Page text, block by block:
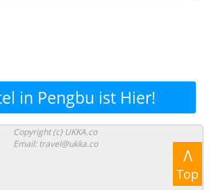
- Wo man essen
Cafe Bars
Bier
Supermärkte Malls
- Einkaufen und
in Pengbu ist Hier!
Copyright (c) UKKA.co
Email: travel@ukka.co
Λ
Top